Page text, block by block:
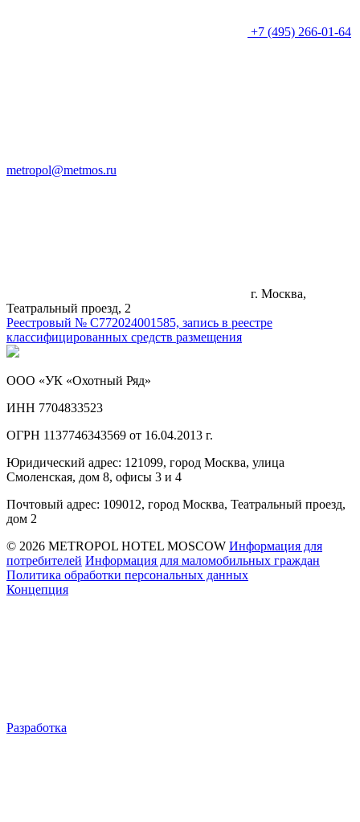
+7 (495) 266-01-64
metropol@metmos.ru
г. Москва,
Театральный проезд, 2
Реестровый № С772024001585, запись в реестре
классифицированных средств размещения
ООО «УК «Охотный Ряд»
ИНН 7704833523
ОГРН 1137746343569 от 16.04.2013 г.
Юридический адрес: 121099, город Москва, улица
Смоленская, дом 8, офисы 3 и 4
Почтовый адрес: 109012, город Москва, Театральный проезд,
дом 2
© 2026 METROPOL HOTEL MOSCOW Информация для
потребителей Информация для маломобильных граждан
Политика обработки персональных данных
Концепция
Разработка